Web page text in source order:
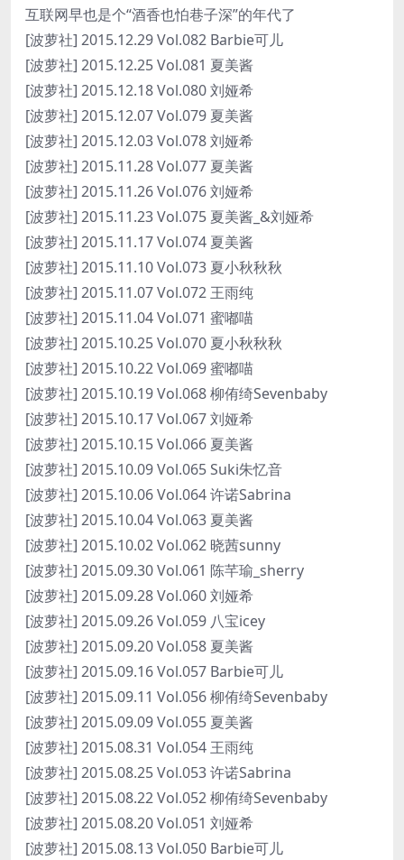
互联网早也是个“酒香也怕巷子深”的年代了
[波萝社] 2015.12.29 Vol.082 Barbie可儿
[波萝社] 2015.12.25 Vol.081 夏美酱
[波萝社] 2015.12.18 Vol.080 刘娅希
[波萝社] 2015.12.07 Vol.079 夏美酱
[波萝社] 2015.12.03 Vol.078 刘娅希
[波萝社] 2015.11.28 Vol.077 夏美酱
[波萝社] 2015.11.26 Vol.076 刘娅希
[波萝社] 2015.11.23 Vol.075 夏美酱_&刘娅希
[波萝社] 2015.11.17 Vol.074 夏美酱
[波萝社] 2015.11.10 Vol.073 夏小秋秋秋
[波萝社] 2015.11.07 Vol.072 王雨纯
[波萝社] 2015.11.04 Vol.071 蜜嘟喵
[波萝社] 2015.10.25 Vol.070 夏小秋秋秋
[波萝社] 2015.10.22 Vol.069 蜜嘟喵
[波萝社] 2015.10.19 Vol.068 柳侑绮Sevenbaby
[波萝社] 2015.10.17 Vol.067 刘娅希
[波萝社] 2015.10.15 Vol.066 夏美酱
[波萝社] 2015.10.09 Vol.065 Suki朱忆音
[波萝社] 2015.10.06 Vol.064 许诺Sabrina
[波萝社] 2015.10.04 Vol.063 夏美酱
[波萝社] 2015.10.02 Vol.062 晓茜sunny
[波萝社] 2015.09.30 Vol.061 陈芊瑜_sherry
[波萝社] 2015.09.28 Vol.060 刘娅希
[波萝社] 2015.09.26 Vol.059 八宝icey
[波萝社] 2015.09.20 Vol.058 夏美酱
[波萝社] 2015.09.16 Vol.057 Barbie可儿
[波萝社] 2015.09.11 Vol.056 柳侑绮Sevenbaby
[波萝社] 2015.09.09 Vol.055 夏美酱
[波萝社] 2015.08.31 Vol.054 王雨纯
[波萝社] 2015.08.25 Vol.053 许诺Sabrina
[波萝社] 2015.08.22 Vol.052 柳侑绮Sevenbaby
[波萝社] 2015.08.20 Vol.051 刘娅希
[波萝社] 2015.08.13 Vol.050 Barbie可儿